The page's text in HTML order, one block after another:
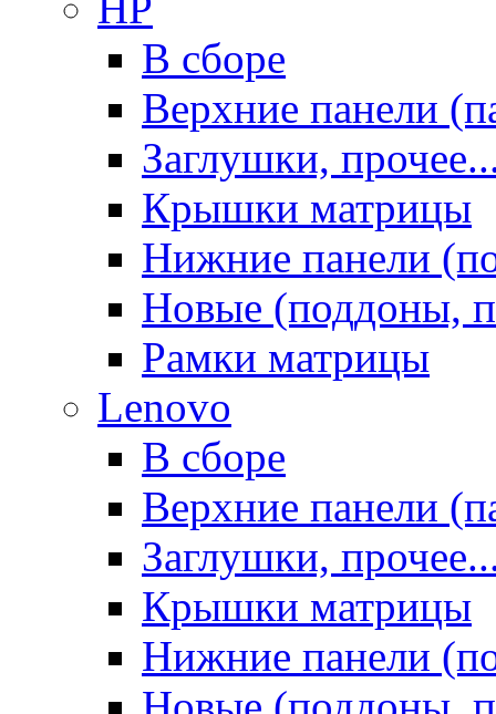
В сборе
Верхние панели
Заглушки,
Крышки матрицы
Нижние панели
Новые (поддоны,
Рамки матрицы
Lenovo
В сборе
Верхние панели
Заглушки,
Крышки матрицы
Нижние панели